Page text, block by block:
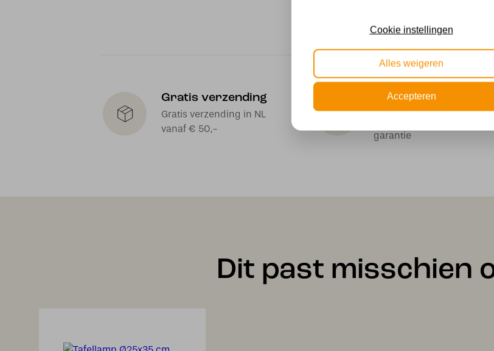
Gratis verzending
Gratis verzending in NL
vanaf € 50,-
Makkelijk
retourneren
garantie
Dit past misschien
Cookie instellingen
Alles weigeren
Accepteren